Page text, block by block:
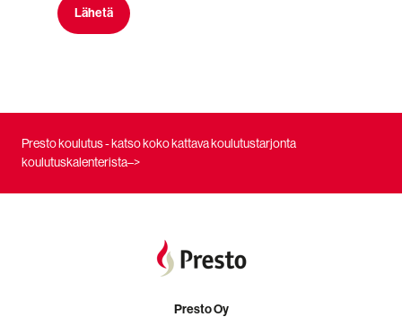
Presto koulutus - katso koko kattava koulutustarjonta
koulutuskalenterista–>
Presto Oy